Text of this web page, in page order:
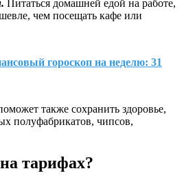
Питаться домашней едой на работе,
чем посещать кафе или
гороскоп на неделю: 31
также сохранить здоровье,
полуфабрикатов, чипсов,
тарифах?